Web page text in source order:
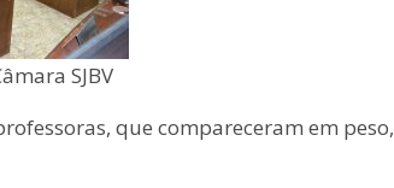
SJBV
que compareceram em peso,